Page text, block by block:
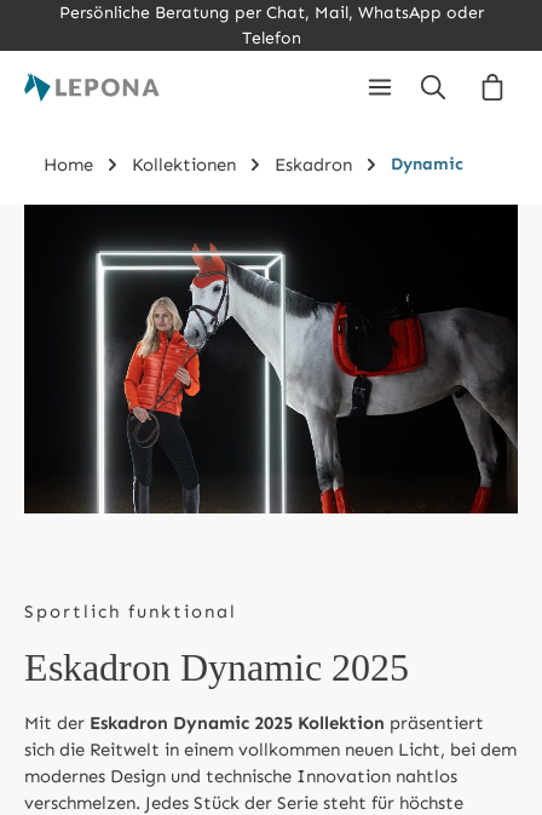
Zum Hauptinhalt springen
Persönliche Beratung per Chat, Mail, WhatsApp oder
Telefon
Home Kollektionen Eskadron Dynamic
Sportlich funktional
Eskadron Dynamic 2025
Mit der Eskadron Dynamic 2025 Kollektion präsentiert
sich die Reitwelt in einem vollkommen neuen Licht, bei dem
modernes Design und technische Innovation nahtlos
verschmelzen. Jedes Stück der Serie steht für höchste